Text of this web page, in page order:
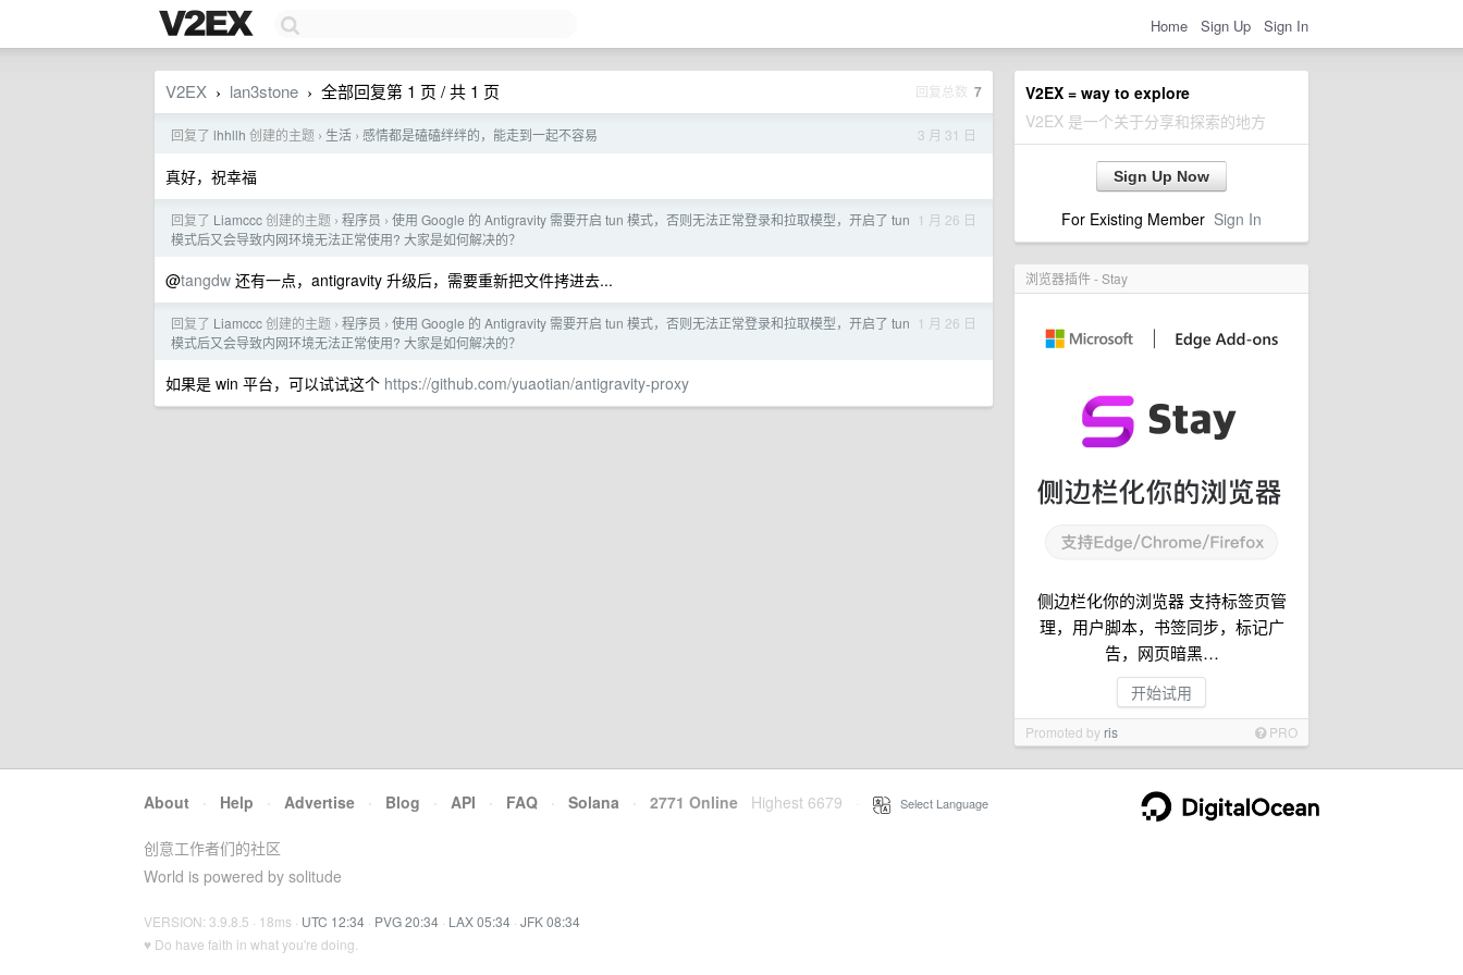
Home Sign Up Sign In
V2EX = way to explore
V2EX 是一个关于分享和探索的地方
Sign Up Now
For Existing Member Sign In
浏览器插件 - Stay
侧边栏化你的浏览器 支持标签页管
理，用户脚本，书签同步，标记广
告，网页暗黑…
开始试用
Promoted by ris PRO
V2EX › lan3stone › 全部回复第 1 页 / 共 1 页 回复总数 7
3 月 31 日
回复了 lhhllh 创建的主题 › 生活 › 感情都是磕磕绊绊的，能走到一起不容易
真好，祝幸福
1 月 26 日
回复了 Liamccc创建的主题 › 程序员 › 使用 Google 的 Antigravity 需要开启 tun 模式，否则无法正常登录和拉取模型，开启了 tun
模式后又会导致内网环境无法正常使用? 大家是如何解决的？
@tangdw 还有一点，antigravity 升级后，需要重新把文件拷进去...
1 月 26 日
回复了 Liamccc创建的主题 › 程序员 › 使用 Google 的 Antigravity 需要开启 tun 模式，否则无法正常登录和拉取模型，开启了 tun
模式后又会导致内网环境无法正常使用? 大家是如何解决的？
如果是 win 平台，可以试试这个 https://github.com/yuaotian/antigravity-proxy
About · Help · Advertise · Blog · API · FAQ · Solana · 2771 Online Highest 6679 Select Language
创意工作者们的社区
World is powered by solitude
VERSION: 3.9.8.5 · 18ms · UTC 12:34 · PVG 20:34 · LAX 05:34 · JFK 08:34
♥ Do have faith in what you're doing.